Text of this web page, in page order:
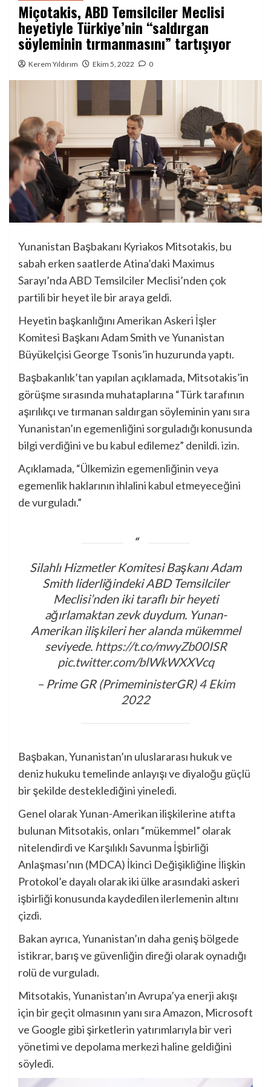
Miçotakis, ABD Temsilciler Meclisi
heyetiyle Türkiye’nin “saldırgan
söyleminin tırmanmasını” tartışıyor
Kerem Yıldırım Ekim 5, 2022 0
Yunanistan Başbakanı Kyriakos Mitsotakis, bu
sabah erken saatlerde Atina’daki Maximus
Sarayı’nda ABD Temsilciler Meclisi’nden çok
partili bir heyet ile bir araya geldi.
Heyetin başkanlığını Amerikan Askeri İşler
Komitesi Başkanı Adam Smith ve Yunanistan
Büyükelçisi George Tsonis’in huzurunda yaptı.
Başbakanlık’tan yapılan açıklamada, Mitsotakis’in
görüşme sırasında muhataplarına “Türk tarafının
aşırılıkçı ve tırmanan saldırgan söyleminin yanı sıra
Yunanistan’ın egemenliğini sorguladığı konusunda
bilgi verdiğini ve bu kabul edilemez” denildi.izin.
Açıklamada, “Ülkemizin egemenliğinin veya
egemenlik haklarının ihlalini kabul etmeyeceğini
de vurguladı.”
Silahlı Hizmetler Komitesi Başkanı Adam
Smith liderliğindeki ABD Temsilciler
Meclisi’nden iki taraflı bir heyeti
ağırlamaktan zevk duydum. Yunan-
Amerikan ilişkileri her alanda mükemmel
seviyede. https://t.co/mwyZb00ISR
pic.twitter.com/blWkWXXVcq
– Prime GR (PrimeministerGR)4 Ekim
2022
Başbakan, Yunanistan’ın uluslararası hukuk ve
deniz hukuku temelinde anlayışı ve diyaloğu güçlü
bir şekilde desteklediğini yineledi.
Genel olarak Yunan-Amerikan ilişkilerine atıfta
bulunan Mitsotakis, onları “mükemmel” olarak
nitelendirdi ve Karşılıklı Savunma İşbirliği
Anlaşması’nın (MDCA) İkinci Değişikliğine İlişkin
Protokol’e dayalı olarak iki ülke arasındaki askeri
işbirliği konusunda kaydedilen ilerlemenin altını
çizdi.
Bakan ayrıca, Yunanistan’ın daha geniş bölgede
istikrar, barış ve güvenliğin direği olarak oynadığı
rolü de vurguladı.
Mitsotakis, Yunanistan’ın Avrupa’ya enerji akışı
için bir geçit olmasının yanı sıra Amazon, Microsoft
ve Google gibi şirketlerin yatırımlarıyla bir veri
yönetimi ve depolama merkezi haline geldiğini
söyledi.